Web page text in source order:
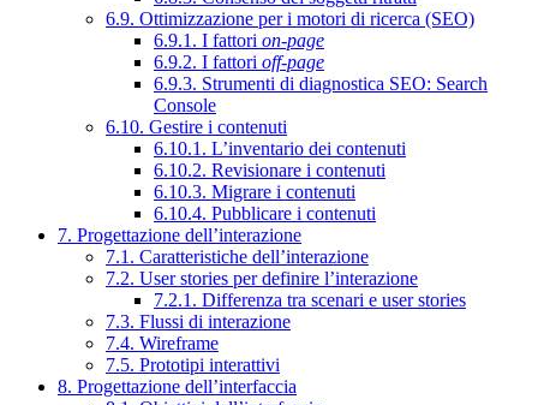
6.9. Ottimizzazione per i motori di ricerca (SEO)
6.9.1. I fattori on-page
6.9.2. I fattori off-page
6.9.3. Strumenti di diagnostica SEO: Search
Console
6.10. Gestire i contenuti
6.10.1. L’inventario dei contenuti
6.10.2. Revisionare i contenuti
6.10.3. Migrare i contenuti
6.10.4. Pubblicare i contenuti
7. Progettazione dell’interazione
7.1. Caratteristiche dell’interazione
7.2. User stories per definire l’interazione
7.2.1. Differenza tra scenari e user stories
7.3. Flussi di interazione
7.4. Wireframe
7.5. Prototipi interattivi
8. Progettazione dell’interfaccia